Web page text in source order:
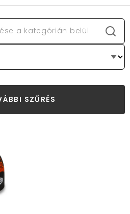
SZŰRÉS